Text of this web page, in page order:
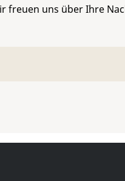
freuen uns über Ihre